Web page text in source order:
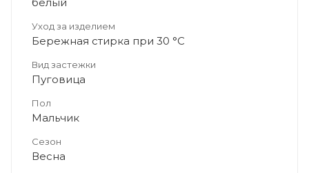
Уход за изделием
Бережная стирка при 30 °C
Вид застежки
Пуговица
Пол
Мальчик
Сезон
Весна